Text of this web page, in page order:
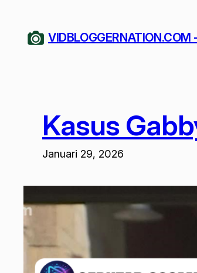
konten
VIDBLOGGERNATION.COM
Kasus
Januari 29, 2026